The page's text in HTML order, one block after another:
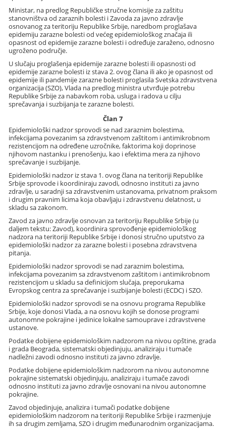
Ministar, na predlog Republičke stručne komisije za zaštitu
stanovništva od zaraznih bolesti i Zavoda za javno zdravlje
osnovanog za teritoriju Republike Srbije, naredbom proglašava
epidemiju zarazne bolesti od većeg epidemiološkog značaja ili
opasnost od epidemije zarazne bolesti i određuje zaraženo, odnosno
ugroženo područje.
U slučaju proglašenja epidemije zarazne bolesti ili opasnosti od
epidemije zarazne bolesti iz stava 2. ovog člana ili ako je opasnost od
epidemije ili pandemije zarazne bolesti proglasila Svetska zdravstvena
organizacija (SZO), Vlada na predlog ministra utvrđuje potrebu
Republike Srbije za nabavkom roba, usluga i radova u cilju
sprečavanja i suzbijanja te zarazne bolesti.
Član 7
Epidemiološki nadzor sprovodi se nad zaraznim bolestima,
infekcijama povezanim sa zdravstvenom zaštitom i antimikrobnom
rezistencijom na određene uzročnike, faktorima koji doprinose
njihovom nastanku i prenošenju, kao i efektima mera za njihovo
sprečavanje i suzbijanje.
Epidemiološki nadzor iz stava 1. ovog člana na teritoriji Republike
Srbije sprovode i koordiniraju zavodi, odnosno instituti za javno
zdravlje, u saradnji sa zdravstvenim ustanovama, privatnom praksom
i drugim pravnim licima koja obavljaju i zdravstvenu delatnost, u
skladu sa zakonom.
Zavod za javno zdravlje osnovan za teritoriju Republike Srbije (u
daljem tekstu: Zavod), koordinira sprovođenje epidemiološkog
nadzora na teritoriji Republike Srbije i donosi stručno uputstvo za
epidemiološki nadzor za zarazne bolesti i posebna zdravstvena
pitanja.
Epidemiološki nadzor sprovodi se nad zaraznim bolestima,
infekcijama povezanim sa zdravstvenom zaštitom i antimikrobnom
rezistencijom u skladu sa definicijom slučaja, preporukama
Evropskog centra za sprečavanje i suzbijanje bolesti (ECDC) i SZO.
Epidemiološki nadzor sprovodi se na osnovu programa Republike
Srbije, koje donosi Vlada, a na osnovu kojih se donose programi
autonomne pokrajine i jedinice lokalne samouprave i zdravstvene
ustanove.
Podatke dobijene epidemiološkim nadzorom na nivou opštine, grada
i grada Beograda, sistematski objedinjuju, analiziraju i tumače
nadležni zavodi odnosno instituti za javno zdravlje.
Podatke dobijene epidemiološkim nadzorom na nivou autonomne
pokrajine sistematski objedinjuju, analiziraju i tumače zavodi
odnosno instituti za javno zdravlje osnovani na nivou autonomne
pokrajine.
Zavod objedinjuje, analizira i tumači podatke dobijene
epidemiološkim nadzorom na teritoriji Republike Srbije i razmenjuje
ih sa drugim zemljama, SZO i drugim međunarodnim organizacijama.